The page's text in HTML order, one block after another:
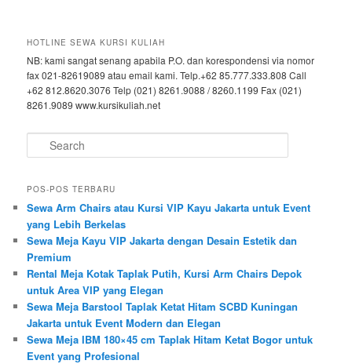
HOTLINE SEWA KURSI KULIAH
NB: kami sangat senang apabila P.O. dan korespondensi via nomor
fax 021-82619089 atau email kami. Telp.+62 85.777.333.808 Call
+62 812.8620.3076 Telp (021) 8261.9088 / 8260.1199 Fax (021)
8261.9089 www.kursikuliah.net
Search
POS-POS TERBARU
Sewa Arm Chairs atau Kursi VIP Kayu Jakarta untuk Event
yang Lebih Berkelas
Sewa Meja Kayu VIP Jakarta dengan Desain Estetik dan
Premium
Rental Meja Kotak Taplak Putih, Kursi Arm Chairs Depok
untuk Area VIP yang Elegan
Sewa Meja Barstool Taplak Ketat Hitam SCBD Kuningan
Jakarta untuk Event Modern dan Elegan
Sewa Meja IBM 180×45 cm Taplak Hitam Ketat Bogor untuk
Event yang Profesional